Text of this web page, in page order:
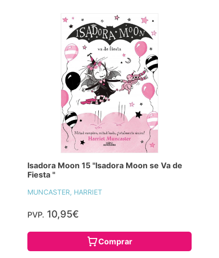
Isadora Moon 15 "Isadora Moon se Va de
Fiesta "
MUNCASTER, HARRIET
PVP. 10,95€
Comprar